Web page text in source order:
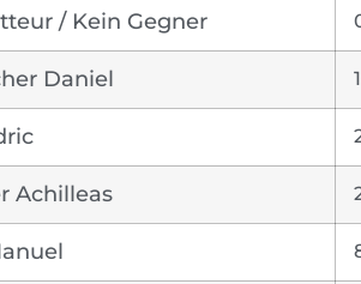
/ Kein Gegner
Daniel
Achilleas